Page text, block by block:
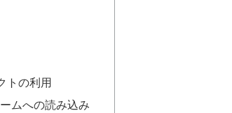
トの利用
ムへの読み込み